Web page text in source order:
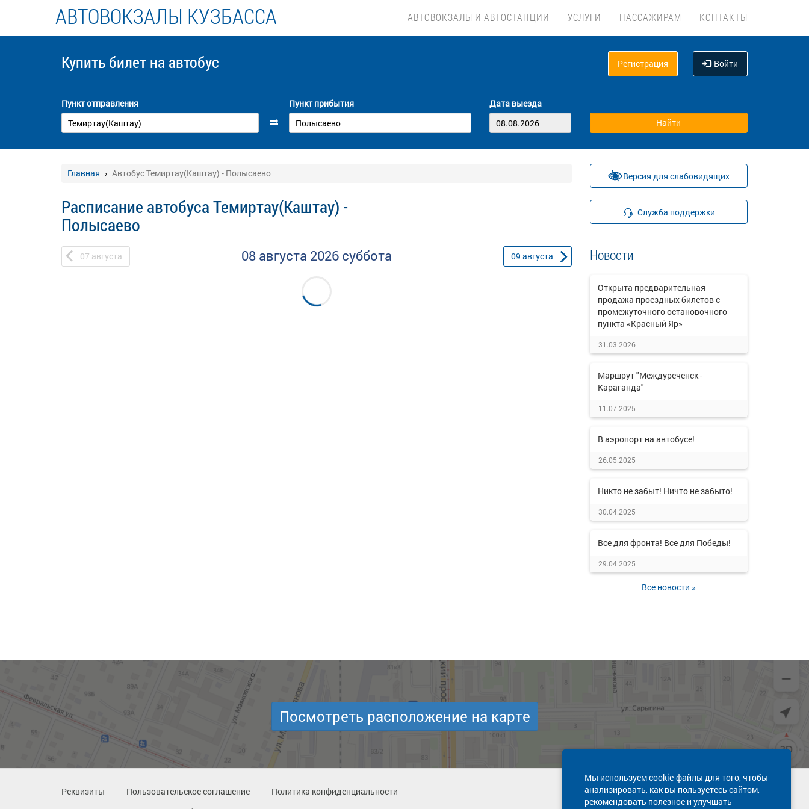
АВТОВОКЗАЛЫ КУЗБАССА АВТОВОКЗАЛЫ И АВТОСТАНЦИИ УСЛУГИ ПАССАЖИРАМ КОНТАКТЫ
Купить билет на автобус Регистрация Войти
Пункт отправления Пункт прибытия Дата выезда
Главная Автобус Темиртау(Каштау) - Полысаево
Расписание автобуса Темиртау(Каштау) -
Полысаево
07 августа 08 августа 2026 суббота 09 августа
Версия для слабовидящих
Служба поддержки
Новости
Открыта предварительная
продажа проездных билетов с
промежуточного остановочного
пункта «Красный Яр»
31.03.2026
Маршрут "Междуреченск -
Караганда"
11.07.2025
В аэропорт на автобусе!
26.05.2025
Никто не забыт! Ничто не забыто!
30.04.2025
Все для фронта! Все для Победы!
29.04.2025
Все новости »
Мы используем cookie-файлы для того, чтобы
анализировать, как вы пользуетесь сайтом,
рекомендовать полезное и улучшать
Посмотреть расположение на карте
Реквизиты Пользовательское соглашение
Политика конфиденциальности
Техническая поддержка сайта